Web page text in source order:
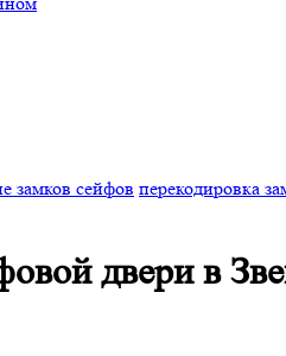
замков сейфов перекодировка
двери в